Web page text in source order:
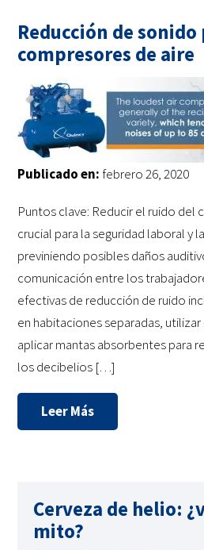
Reducción de sonido
compresores de aire
Publicado en: febrero 26, 2020
Puntos clave: Reducir el ruido del
crucial para la seguridad laboral y
previniendo posibles daños
comunicación entre los
efectivas de reducción de ruido
en habitaciones separadas,
aplicar mantas absorbentes para
los decibelios […]
Leer Más
Cerveza de helio:
mito?